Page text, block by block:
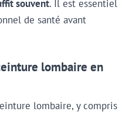
souvent. Il est essentiel
de santé avant
lombaire en
lombaire, y compris